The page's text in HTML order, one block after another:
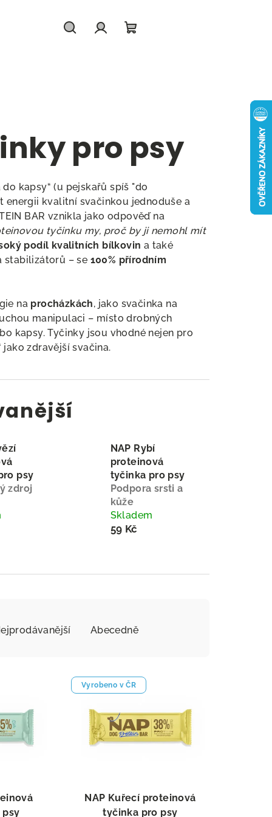
pro psy
kapsy“ (u pejskařů spíš "do
energii kvalitní svačinkou jednoduše a
BAR vznikla jako odpověď na
tyčinku my, proč by ji nemohl mít
podíl kvalitních bílkovin a také
stabilizátorů – se 100% přírodním
na procházkách, jako svačinka na
manipulaci – místo drobných
kapsy. Tyčinky jsou vhodné nejen pro
zdravější svačina.
psy
zdroj
NAP Rybí
proteinová
tyčinka pro psy
Podpora srsti a
kůže
Skladem
59 Kč
Abecedně
Vyrobeno v ČR
NAP Kuřecí proteinová
tyčinka pro psy